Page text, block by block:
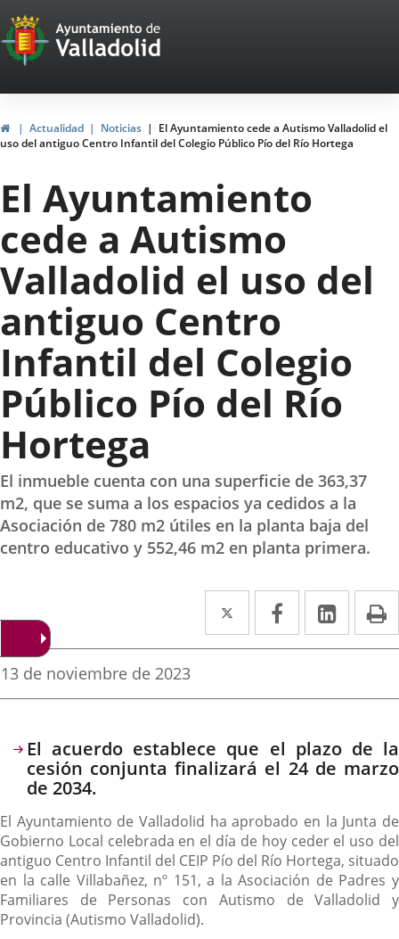
Portal
Web
del
Ayuntamiento
de
Valladolid
HomeActualidad Noticias
El Ayuntamiento cede a Autismo Valladolid el
uso del antiguo Centro Infantil del Colegio Público Pío del Río Hortega
El Ayuntamiento
cede a Autismo
Valladolid el uso del
antiguo Centro
Infantil del Colegio
Público Pío del Río
Hortega
El inmueble cuenta con una superficie de 363,37
m2, que se suma a los espacios ya cedidos a la
Asociación de 780 m2 útiles en la planta baja del
centro educativo y 552,46 m2 en planta primera.
Twitter
Enlace
a
aplicación
Facebook
Enlace
a
aplicación
Enlace
a
Fecha
la
13 de noviembre de 2023
Descripción
El acuerdo establece que el plazo de la
cesión conjunta finalizará el 24 de marzo
de 2034.
El Ayuntamiento de Valladolid ha aprobado en la Junta de
Gobierno Local celebrada en el día de hoy ceder el uso del
antiguo Centro Infantil del CEIP Pío del Río Hortega, situado
en la calle Villabañez, nº 151, a la Asociación de Padres y
Familiares de Personas con Autismo de Valladolid y
Provincia (Autismo Valladolid).